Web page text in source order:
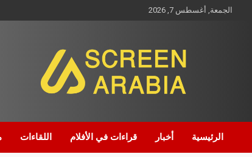
الجمعة, أغسطس 7, 2026
Screen Arabia
الرئيسية أخبار قراءات في الأفلام اللقاءات